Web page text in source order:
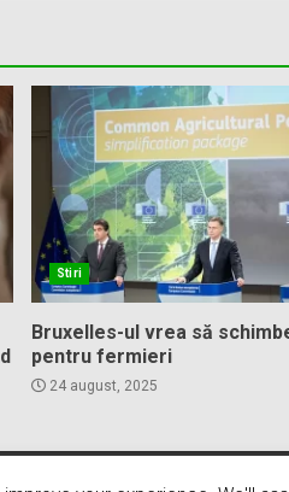
Stiri
Bruxelles-ul vrea să
pentru fermieri
24 august, 2025